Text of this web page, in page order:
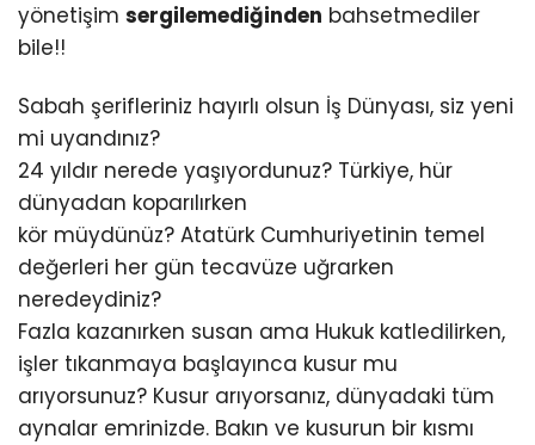
yönetişim sergilemediğinden bahsetmediler
bile!!
Sabah şerifleriniz hayırlı olsun İş Dünyası, siz yeni
mi uyandınız?
24 yıldır nerede yaşıyordunuz? Türkiye, hür
dünyadan koparılırken
kör müydünüz? Atatürk Cumhuriyetinin temel
değerleri her gün tecavüze uğrarken
neredeydiniz?
Fazla kazanırken susan ama Hukuk katledilirken,
işler tıkanmaya başlayınca kusur mu
arıyorsunuz? Kusur arıyorsanız, dünyadaki tüm
aynalar emrinizde. Bakın ve kusurun bir kısmı